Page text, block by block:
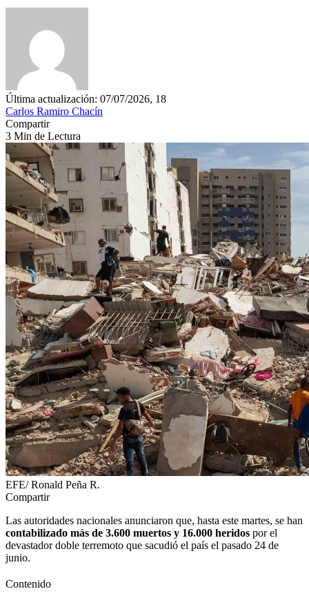
Última actualización: 07/07/2026, 18
Carlos Ramiro Chacín
Compartir
3 Min de Lectura
EFE/ Ronald Peña R.
Compartir
Las autoridades nacionales anunciaron que, hasta este martes, se han
contabilizado más de 3.600 muertos y 16.000 heridos por el
devastador doble terremoto que sacudió el país el pasado 24 de
junio.
Contenido